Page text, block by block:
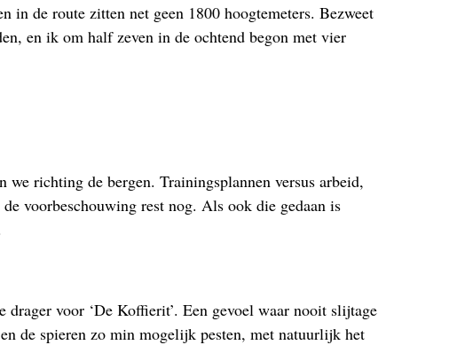
de route zitten net geen 1800 hoogtemeters. Bezweet
en ik om half zeven in de ochtend begon met vier
we richting de bergen. Trainingsplannen versus arbeid,
voorbeschouwing rest nog. Als ook die gedaan is
voor ‘De Koffierit’. Een gevoel waar nooit slijtage
de spieren zo min mogelijk pesten, met natuurlijk het